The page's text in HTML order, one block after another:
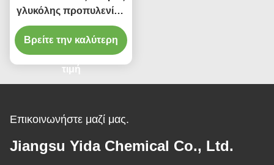
γλυκόλης προπυλενίου
CAS 1569-02-4/
αιθυλικός αιθέρας
γλυκόλης
Monopropylene
Βρείτε την καλύτερη
τιμή
Επικοινωνήστε μαζί μας.
Jiangsu Yida Chemical Co., Ltd.